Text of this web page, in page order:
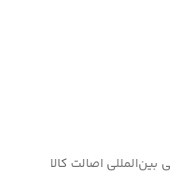
بین‌المللی اصالت کالا